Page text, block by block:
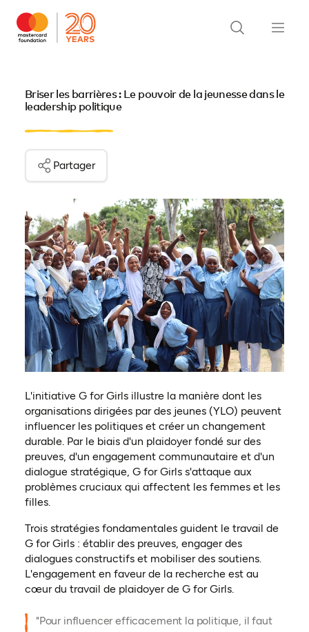
Briser les barrières : Le pouvoir de la jeunesse dans le
leadership politique
Partager
L'initiative G for Girls illustre la manière dont les
organisations dirigées par des jeunes (YLO) peuvent
influencer les politiques et créer un changement
durable. Par le biais d'un plaidoyer fondé sur des
preuves, d'un engagement communautaire et d'un
dialogue stratégique, G for Girls s'attaque aux
problèmes cruciaux qui affectent les femmes et les
filles.
Trois stratégies fondamentales guident le travail de
G for Girls : établir des preuves, engager des
dialogues constructifs et mobiliser des soutiens.
L'engagement en faveur de la recherche est au
cœur du travail de plaidoyer de G for Girls.
"Pour influencer efficacement la politique, il faut